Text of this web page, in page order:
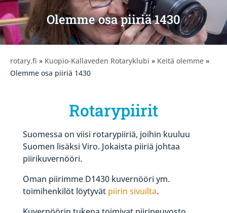
Olemme osa piiriä 1430
rotary.fi » Kuopio-Kallaveden Rotaryklubi » Keitä olemme »
Olemme osa piiriä 1430
Rotarypiirit
Suomessa on viisi rotarypiiriä, joihin kuuluu
Suomen lisäksi Viro. Jokaista piiriä johtaa
piirikuvernööri.
Oman piirimme D1430 kuvernööri ym.
toimihenkilöt löytyvät piirin sivuilta.